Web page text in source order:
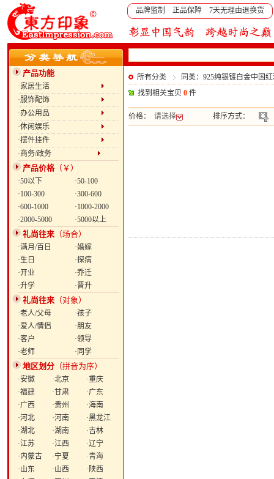
品牌监制 正品保障 7天无理由退换货
产品功能
·家居生活
·服饰配饰
·办公用品
·休闲娱乐
·摆件挂件
·商务/政务
产品价格（￥）
·50以下
·50-100
·100-300
·300-600
·600-1000
·1000-2000
·2000-5000
·5000以上
礼尚往来 （场合）
·满月/百日
·婚嫁
·生日
·探病
·开业
·乔迁
·升学
·晋升
礼尚往来 （对象）
·老人/父母
·孩子
·爱人/情侣
·朋友
·客户
·领导
·老师
·同学
地区划分 （拼音为序）
·安徽 ·北京
·重庆
·福建
·甘肃
·广东
·广西
·贵州
·海南
·河北
·河南
·黑龙江
·湖北
·湖南
·吉林
·江苏
·江西
·辽宁
·内蒙古
·宁夏
·青海
·山东
·山西
·陕西
所有分类
同类：925纯银镀白金中国
找到相关宝贝 0 件
价格： 请选择 排序方式：